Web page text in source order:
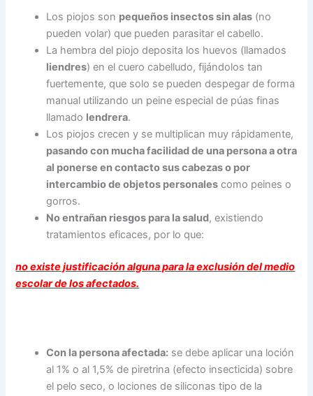
Los piojos son pequeños insectos sin alas (no
pueden volar) que pueden parasitar el cabello.
La hembra del piojo deposita los huevos (llamados
liendres) en el cuero cabelludo, fijándolos tan
fuertemente, que solo se pueden despegar de forma
manual utilizando un peine especial de púas finas
llamado lendrera.
Los piojos crecen y se multiplican muy rápidamente,
pasando con mucha facilidad de una persona a otra
al ponerse en contacto sus cabezas o por
intercambio de objetos personales como peines o
gorros.
No entrañan riesgos para la salud, existiendo
tratamientos eficaces, por lo que:
no existe justificación alguna para la exclusión del medio
escolar de los afectados.
Con la persona afectada: se debe aplicar una loción
al 1% o al 1,5% de piretrina (efecto insecticida) sobre
el pelo seco, o lociones de siliconas tipo de la